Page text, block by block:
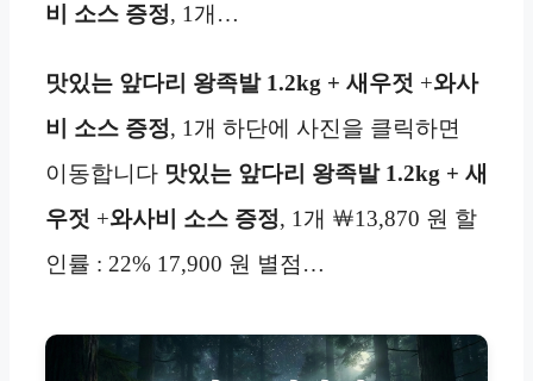
비
소스 증정, 1개…
맛있는 앞다리 왕족발 1.2kg + 새우젓 +와사
비
소스 증정, 1개 하단에 사진을 클릭하면
이동합니다 맛있는 앞다리 왕족발 1.2kg + 새
우젓 +와사비 소스 증정, 1개 ￦13,870 원 할
인률 : 22% 17,900 원 별점…